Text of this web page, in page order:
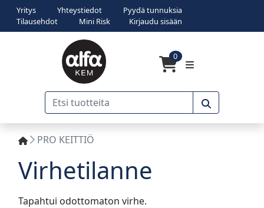
Yritys Yhteystiedot
Pyydä tunnuksia
Tilausehdot
Mini Risk Kirjaudu sisään
0
PRO KEITTIÖ
Virhetilanne
Tapahtui odottomaton virhe.